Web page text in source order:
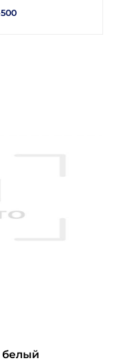
белый